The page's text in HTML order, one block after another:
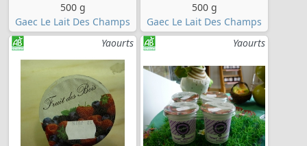
500 g
Gaec Le Lait Des Champs
500 g
Gaec Le Lait Des Champs
Yaourts
Yaourts